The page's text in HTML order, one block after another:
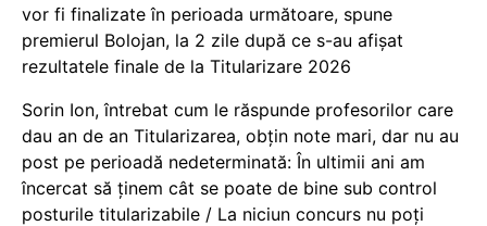
vor fi finalizate în perioada următoare, spune
premierul Bolojan, la 2 zile după ce s-au afișat
rezultatele finale de la Titularizare 2026
Sorin Ion, întrebat cum le răspunde profesorilor care
dau an de an Titularizarea, obțin note mari, dar nu au
post pe perioadă nedeterminată: În ultimii ani am
încercat să ținem cât se poate de bine sub control
posturile titularizabile / La niciun concurs nu poți